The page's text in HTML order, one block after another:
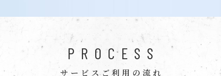
PROCESS
サービスご利用の流れ